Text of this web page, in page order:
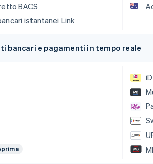
BACS
istantanei Link
bancari e pagamenti in tempo reale